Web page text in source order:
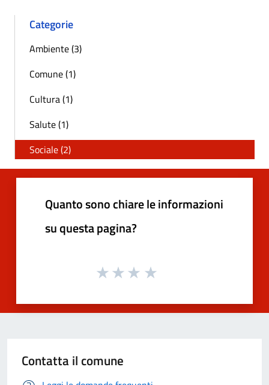
Categorie
Ambiente (3)
Comune (1)
Cultura (1)
Salute (1)
Sociale (2)
Quanto sono chiare le informazioni
su questa pagina?
Contatta il comune